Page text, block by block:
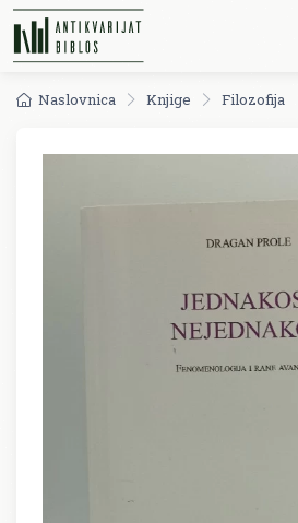
Naslovnica Knjige Filozofija